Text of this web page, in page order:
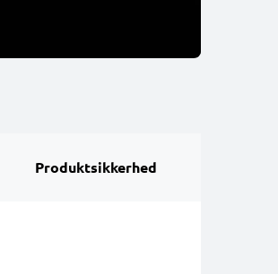
Produktsikkerhed